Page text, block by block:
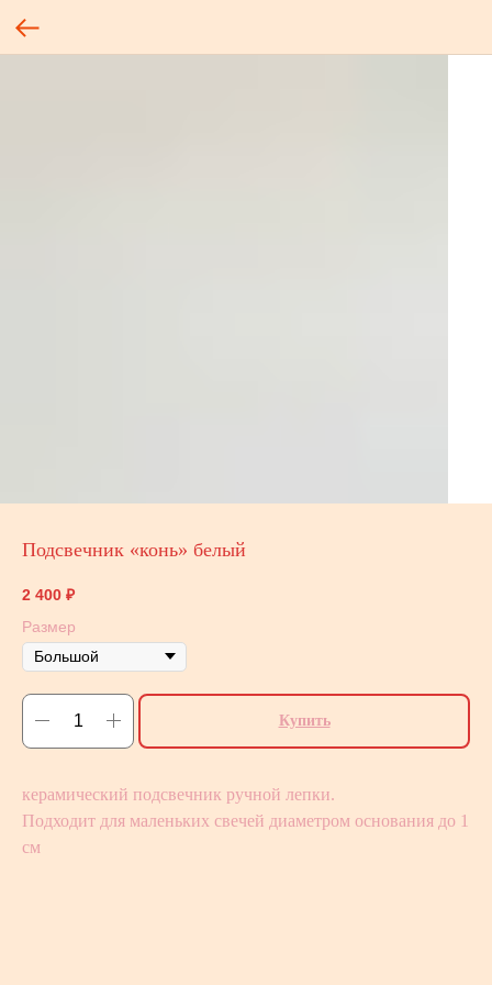
Подсвечник «конь» белый
2 400 ₽
Размер
Купить
керамический подсвечник ручной лепки.
Подходит для маленьких свечей диаметром основания до 1
см